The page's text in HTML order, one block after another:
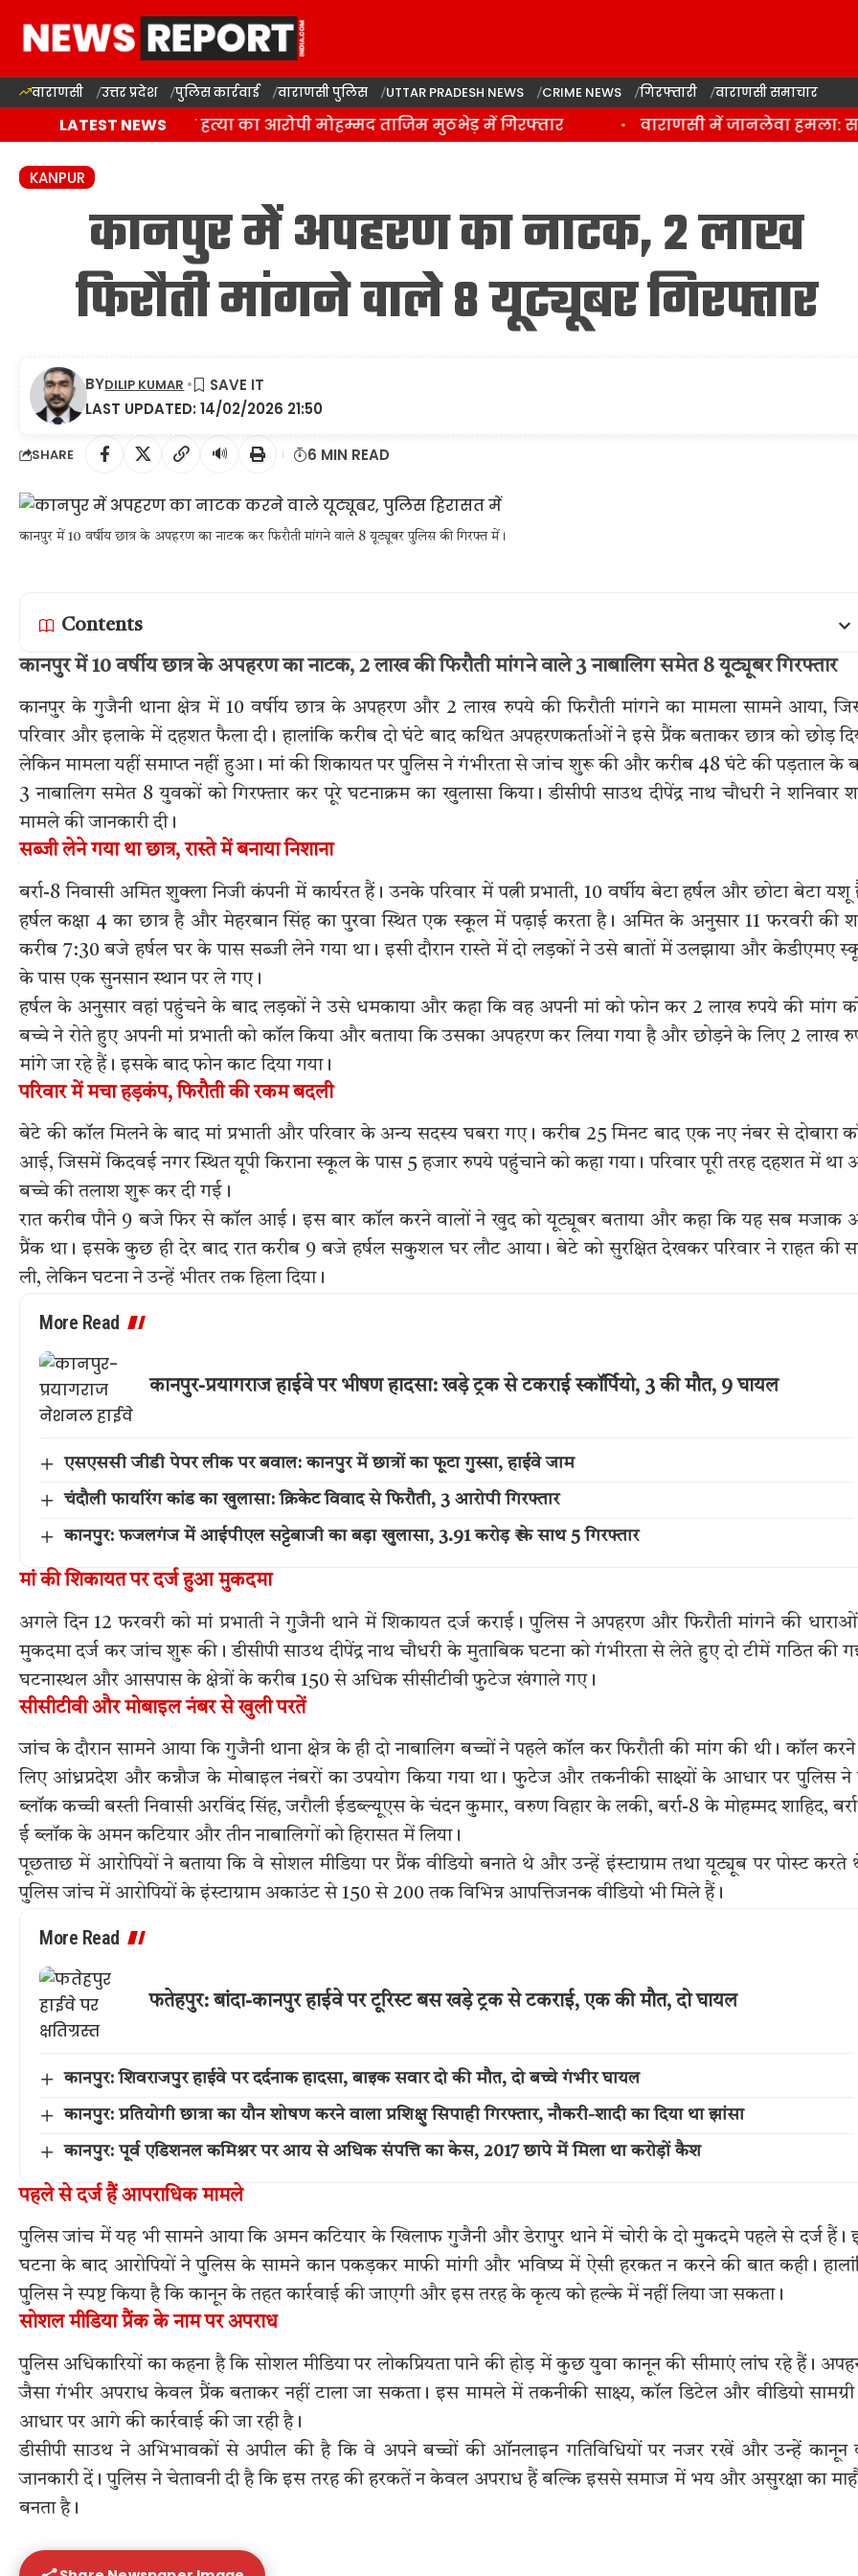
वाराणसी उत्तर प्रदेश पुलिस कार्रवाई वाराणसी पुलिस UTTAR PRADESH NEWS CRIME NEWS गिरफ्तारी वाराणसी समाचार
LATEST NEWS
रवि चौहान की हत्या का आरोपी मोहम्मद ताजिम मुठभेड़ में गिरफ्तार वाराणसी में जानलेवा हमला:
KANPUR
कानपुर में अपहरण का नाटक, 2 लाख
फिरौती मांगने वाले 8 यूट्यूबर गिरफ्तार
LAST UPDATED: 14/02/2026 21:50
BYDILIP KUMAR
SHARE 🔊 6 MIN READ
कानपुर में 10 वर्षीय छात्र के अपहरण का नाटक कर फिरौती मांगने वाले 8 यूट्यूबर पुलिस की गिरफ्त में।
Contents
कानपुर में 10 वर्षीय छात्र के अपहरण का नाटक, 2 लाख की फिरौती मांगने वाले 3 नाबालिग समेत 8 यूट्यूबर गिरफ्तार
कानपुर के गुजैनी थाना क्षेत्र में 10 वर्षीय छात्र के अपहरण और 2 लाख रुपये की फिरौती मांगने का मामला सामने आया,
परिवार और इलाके में दहशत फैला दी। हालांकि करीब दो घंटे बाद कथित अपहरणकर्ताओं ने इसे प्रैंक बताकर छात्र को छोड़
लेकिन मामला यहीं समाप्त नहीं हुआ। मां की शिकायत पर पुलिस ने गंभीरता से जांच शुरू की और करीब 48 घंटे की पड़ताल के
3 नाबालिग समेत 8 युवकों को गिरफ्तार कर पूरे घटनाक्रम का खुलासा किया। डीसीपी साउथ दीपेंद्र नाथ चौधरी ने शनिवार
मामले की जानकारी दी।
सब्जी लेने गया था छात्र, रास्ते में बनाया निशाना
बर्रा-8 निवासी अमित शुक्ला निजी कंपनी में कार्यरत हैं। उनके परिवार में पत्नी प्रभाती, 10 वर्षीय बेटा हर्षल और छोटा बेटा यशू
हर्षल कक्षा 4 का छात्र है और मेहरबान सिंह का पुरवा स्थित एक स्कूल में पढ़ाई करता है। अमित के अनुसार 11 फरवरी की
करीब 7:30 बजे हर्षल घर के पास सब्जी लेने गया था। इसी दौरान रास्ते में दो लड़कों ने उसे बातों में उलझाया और केडीएमए
के पास एक सुनसान स्थान पर ले गए।
हर्षल के अनुसार वहां पहुंचने के बाद लड़कों ने उसे धमकाया और कहा कि वह अपनी मां को फोन कर 2 लाख रुपये की मांग
बच्चे ने रोते हुए अपनी मां प्रभाती को कॉल किया और बताया कि उसका अपहरण कर लिया गया है और छोड़ने के लिए 2 लाख
मांगे जा रहे हैं। इसके बाद फोन काट दिया गया।
परिवार में मचा हड़कंप, फिरौती की रकम बदली
बेटे की कॉल मिलने के बाद मां प्रभाती और परिवार के अन्य सदस्य घबरा गए। करीब 25 मिनट बाद एक नए नंबर से दोबारा
आई, जिसमें किदवई नगर स्थित यूपी किराना स्कूल के पास 5 हजार रुपये पहुंचाने को कहा गया। परिवार पूरी तरह दहशत में था
बच्चे की तलाश शुरू कर दी गई।
रात करीब पौने 9 बजे फिर से कॉल आई। इस बार कॉल करने वालों ने खुद को यूट्यूबर बताया और कहा कि यह सब मजाक
प्रैंक था। इसके कुछ ही देर बाद रात करीब 9 बजे हर्षल सकुशल घर लौट आया। बेटे को सुरक्षित देखकर परिवार ने राहत की
ली, लेकिन घटना ने उन्हें भीतर तक हिला दिया।
More Read
कानपुर-प्रयागराज हाईवे पर भीषण हादसा: खड़े ट्रक से टकराई स्कॉर्पियो, 3 की मौत, 9 घायल
एसएससी जीडी पेपर लीक पर बवाल: कानपुर में छात्रों का फूटा गुस्सा, हाईवे जाम
चंदौली फायरिंग कांड का खुलासा: क्रिकेट विवाद से फिरौती, 3 आरोपी गिरफ्तार
कानपुर: फजलगंज में आईपीएल सट्टेबाजी का बड़ा खुलासा, 3.91 करोड़ ₹ के साथ 5 गिरफ्तार
मां की शिकायत पर दर्ज हुआ मुकदमा
अगले दिन 12 फरवरी को मां प्रभाती ने गुजैनी थाने में शिकायत दर्ज कराई। पुलिस ने अपहरण और फिरौती मांगने की
मुकदमा दर्ज कर जांच शुरू की। डीसीपी साउथ दीपेंद्र नाथ चौधरी के मुताबिक घटना को गंभीरता से लेते हुए दो टीमें गठित की
घटनास्थल और आसपास के क्षेत्रों के करीब 150 से अधिक सीसीटीवी फुटेज खंगाले गए।
सीसीटीवी और मोबाइल नंबर से खुली परतें
जांच के दौरान सामने आया कि गुजैनी थाना क्षेत्र के ही दो नाबालिग बच्चों ने पहले कॉल कर फिरौती की मांग की थी। कॉल
लिए आंध्रप्रदेश और कन्नौज के मोबाइल नंबरों का उपयोग किया गया था। फुटेज और तकनीकी साक्ष्यों के आधार पर पुलिस ने
ब्लॉक कच्ची बस्ती निवासी अरविंद सिंह, जरौली ईडब्ल्यूएस के चंदन कुमार, वरुण विहार के लकी, बर्रा-8 के मोहम्मद शाहिद,
ई ब्लॉक के अमन कटियार और तीन नाबालिगों को हिरासत में लिया।
पूछताछ में आरोपियों ने बताया कि वे सोशल मीडिया पर प्रैंक वीडियो बनाते थे और उन्हें इंस्टाग्राम तथा यूट्यूब पर पोस्ट करते
पुलिस जांच में आरोपियों के इंस्टाग्राम अकाउंट से 150 से 200 तक विभिन्न आपत्तिजनक वीडियो भी मिले हैं।
More Read
फतेहपुर: बांदा-कानपुर हाईवे पर टूरिस्ट बस खड़े ट्रक से टकराई, एक की मौत, दो घायल
कानपुर: शिवराजपुर हाईवे पर दर्दनाक हादसा, बाइक सवार दो की मौत, दो बच्चे गंभीर घायल
कानपुर: प्रतियोगी छात्रा का यौन शोषण करने वाला प्रशिक्षु सिपाही गिरफ्तार, नौकरी-शादी का दिया था झांसा
कानपुर: पूर्व एडिशनल कमिश्नर पर आय से अधिक संपत्ति का केस, 2017 छापे में मिला था करोड़ों कैश
पहले से दर्ज हैं आपराधिक मामले
पुलिस जांच में यह भी सामने आया कि अमन कटियार के खिलाफ गुजैनी और डेरापुर थाने में चोरी के दो मुकदमे पहले से दर्ज हैं।
घटना के बाद आरोपियों ने पुलिस के सामने कान पकड़कर माफी मांगी और भविष्य में ऐसी हरकत न करने की बात कही।
पुलिस ने स्पष्ट किया है कि कानून के तहत कार्रवाई की जाएगी और इस तरह के कृत्य को हल्के में नहीं लिया जा सकता।
सोशल मीडिया प्रैंक के नाम पर अपराध
पुलिस अधिकारियों का कहना है कि सोशल मीडिया पर लोकप्रियता पाने की होड़ में कुछ युवा कानून की सीमाएं लांघ रहे हैं।
जैसा गंभीर अपराध केवल प्रैंक बताकर नहीं टाला जा सकता। इस मामले में तकनीकी साक्ष्य, कॉल डिटेल और वीडियो
आधार पर आगे की कार्रवाई की जा रही है।
डीसीपी साउथ ने अभिभावकों से अपील की है कि वे अपने बच्चों की ऑनलाइन गतिविधियों पर नजर रखें और उन्हें कानून
जानकारी दें। पुलिस ने चेतावनी दी है कि इस तरह की हरकतें न केवल अपराध हैं बल्कि इससे समाज में भय और असुरक्षा का
बनता है।